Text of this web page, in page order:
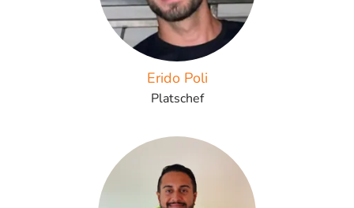
Erido Poli
Platschef